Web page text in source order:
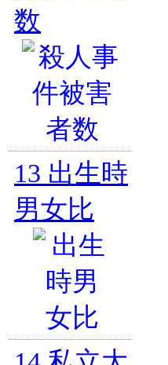
数
13 出生時
男女比